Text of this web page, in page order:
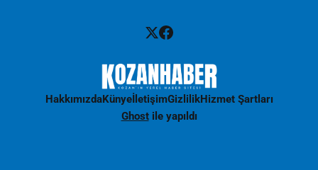
HakkımızdaKünyeİletişimGizlilikHizmet Şartları
Ghostile yapıldı